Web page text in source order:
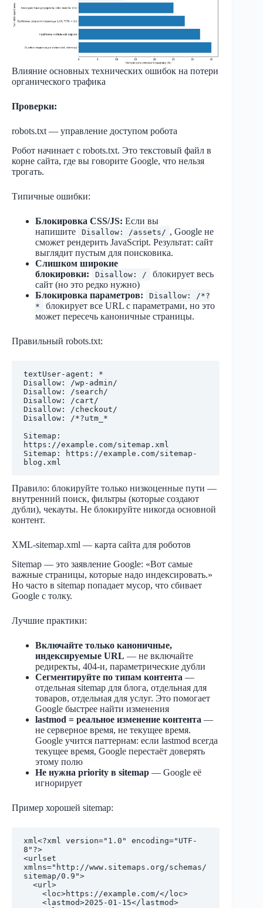
Влияние основных технических ошибок на потери
органического трафика
Проверки:
robots.txt — управление доступом робота
Робот начинает с robots.txt. Это текстовый файл в
корне сайта, где вы говорите Google, что нельзя
трогать.
Типичные ошибки:
Блокировка CSS/JS: Если вы
напишите
Disallow: /assets/ , Google не
сможет рендерить JavaScript. Результат: сайт
выглядит пустым для поисковика.
Слишком широкие
блокировки:
Disallow: /
блокирует весь
сайт (но это редко нужно)
Блокировка параметров:
Disallow: /*?
*
блокирует все URL с параметрами, но это
может пересечь каноничные страницы.
Правильный robots.txt:
textUser-agent: *
Disallow: /wp-admin/
Disallow: /search/
Disallow: /cart/
Disallow: /checkout/
Disallow: /*?utm_*
Sitemap:
https://example.com/sitemap.xml
Sitemap: https://example.com/sitemap-
Правило: блокируйте только низкоценные пути —
внутренний поиск, фильтры (которые создают
дубли), чекауты. Не блокируйте никогда основной
контент.
XML-sitemap.xml — карта сайта для роботов
Sitemap — это заявление Google: «Вот самые
важные страницы, которые надо индексировать.»
Но часто в sitemap попадает мусор, что сбивает
Google с толку.
Лучшие практики:
Включайте только каноничные,
индексируемые URL — не включайте
редиректы, 404-и, параметрические дубли
Сегментируйте по типам контента —
отдельная sitemap для блога, отдельная для
товаров, отдельная для услуг. Это помогает
Google быстрее найти изменения
lastmod = реальное изменение контента —
не серверное время, не текущее время.
Google учится паттернам: если lastmod всегда
текущее время, Google перестаёт доверять
этому полю
Не нужна priority в sitemap — Google её
игнорирует
Пример хорошей sitemap:
xml <?xml version="1.0" encoding="UTF-
8"?>
<urlset
xmlns="http://www.sitemaps.org/schemas/
sitemap/0.9">